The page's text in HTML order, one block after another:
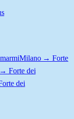
Milano → Forte
Forte dei
dei